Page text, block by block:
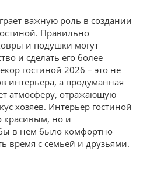
важную роль в создании
Правильно
и подушки могут
и сделать его более
гостиной 2026 – это не
интерьера, а продуманная
атмосферу, отражающую
хозяев. Интерьер гостиной
красивым, но и
в нем было комфортно
время с семьей и друзьями.